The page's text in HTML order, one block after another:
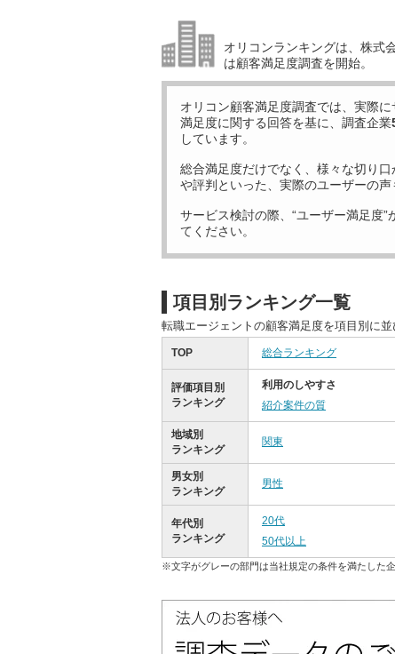
オリコンランキングは、株式
は顧客満足度調査を開始。
オリコン顧客満足度調査では、実際
満足度に関する回答を基に、調査企業
しています。
総合満足度だけでなく、様々な切り口
や評判といった、実際のユーザーの声
サービス検討の際、“ユーザー満足度”
てください。
項目別ランキング一覧
転職エージェントの顧客満足度を項目別に並
TOP 総合ランキング
評価項目別
ランキング
利用のしやすさ
紹介案件の質
地域別
ランキング
関東
男女別
ランキング
男性
年代別
ランキング
20代
50代以上
※文字がグレーの部門は当社規定の条件を満たした